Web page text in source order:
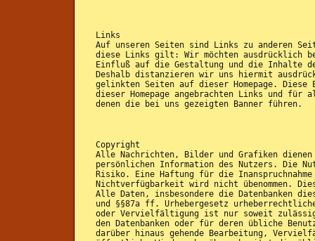
Links
Auf unseren Seiten sind Links zu anderen
diese Links gilt: Wir möchten ausdrücklich
Einfluß auf die Gestaltung und die Inhalte
Deshalb distanzieren wir uns hiermit
gelinkten Seiten auf dieser Homepage.
dieser Homepage angebrachten Links und
denen die bei uns gezeigten Banner führen.
Copyright
Alle Nachrichten, Bilder und Grafiken
persönlichen Information des Nutzers. Die
Risiko. Eine Haftung für die
Nichtverfügbarkeit wird nicht übenommen.
Alle Daten, insbesondere die Datenbanken
und §§87a ff. Urhebergesetz
oder Vervielfältigung ist nur soweit
den Datenbanken oder für deren übliche
darüber hinaus gehende Bearbeitung,